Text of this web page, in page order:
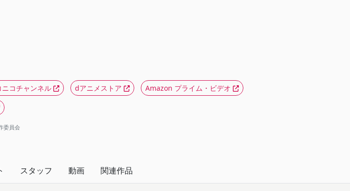
ニコチャンネル dアニメストア Amazon プライム・ビデオ
委員会
スタッフ 動画 関連作品